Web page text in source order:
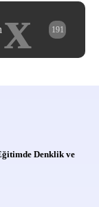
x 191
Denklik ve